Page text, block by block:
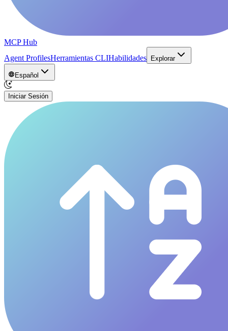
MCP Hub
Agent ProfilesHerramientas CLIHabilidades Explorar
Español
Iniciar Sesión